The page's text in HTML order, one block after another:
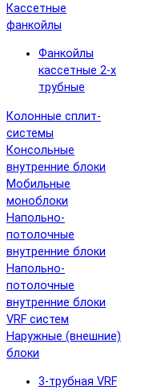
Кассетные
фанкойлы
Фанкойлы
кассетные 2-х
трубные
Колонные сплит-
системы
Консольные
внутренние блоки
Мобильные
моноблоки
Напольно-
потолочные
внутренние блоки
Напольно-
потолочные
внутренние блоки
VRF систем
Наружные (внешние)
блоки
3-трубная VRF